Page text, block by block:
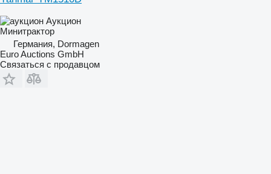
Аукцион
Минитрактор
Германия, Dormagen
Euro Auctions GmbH
Связаться с продавцом